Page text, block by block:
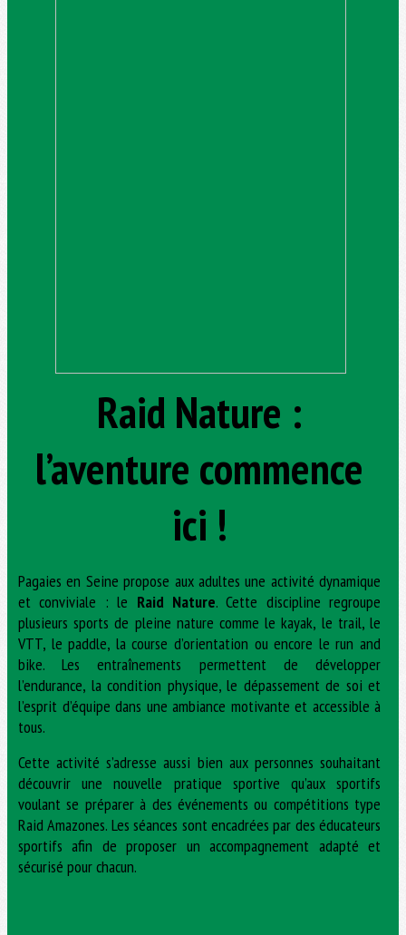
Raid Nature :
l’aventure commence
ici !
Pagaies en Seine propose aux adultes une activité dynamique
et conviviale : le Raid Nature. Cette discipline regroupe
plusieurs sports de pleine nature comme le kayak, le trail, le
VTT, le paddle, la course d’orientation ou encore le run and
bike. Les entraînements permettent de développer
l’endurance, la condition physique, le dépassement de soi et
l’esprit d’équipe dans une ambiance motivante et accessible à
tous.
Cette activité s’adresse aussi bien aux personnes souhaitant
découvrir une nouvelle pratique sportive qu’aux sportifs
voulant se préparer à des événements ou compétitions type
Raid Amazones. Les séances sont encadrées par des éducateurs
sportifs afin de proposer un accompagnement adapté et
sécurisé pour chacun.